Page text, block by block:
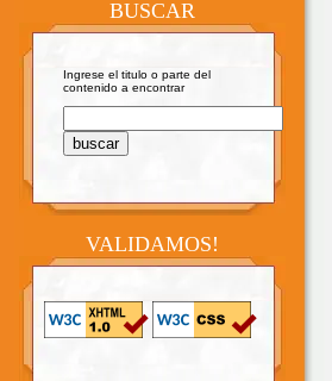
BUSCAR
Ingrese el titulo o parte del
contenido a encontrar
VALIDAMOS!